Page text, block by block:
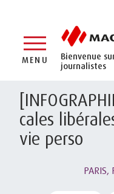
Bienvenue
journalistes
MENU
cales
vie perso
PARIS,